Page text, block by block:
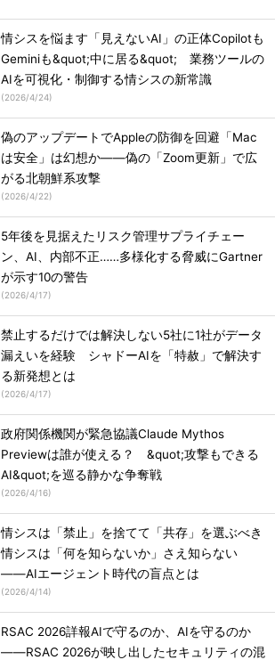
情シスを悩ます「見えないAI」の正体Copilotも
Geminiも&quot;中に居る&quot; 業務ツールの
AIを可視化・制御する情シスの新常識
(2026/4/24)
偽のアップデートでAppleの防御を回避「Mac
は安全」は幻想か――偽の「Zoom更新」で広
がる北朝鮮系攻撃
(2026/4/22)
5年後を見据えたリスク管理サプライチェー
ン、AI、内部不正……多様化する脅威にGartner
が示す10の警告
(2026/4/17)
禁止するだけでは解決しない5社に1社がデータ
漏えいを経験 シャドーAIを「特赦」で解決す
る新発想とは
(2026/4/17)
政府関係機関が緊急協議Claude Mythos
Previewは誰が使える？ &quot;攻撃もできる
AI&quot;を巡る静かな争奪戦
(2026/4/16)
情シスは「禁止」を捨てて「共存」を選ぶべき
情シスは「何を知らないか」さえ知らない
――AIエージェント時代の盲点とは
(2026/4/14)
RSAC 2026詳報AIで守るのか、AIを守るのか
――RSAC 2026が映し出したセキュリティの混